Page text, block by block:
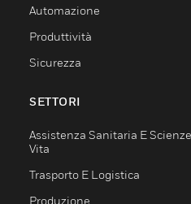
Automazione
Produttività
Sicurezza
SETTORI
Assistenza Sanitaria E
Vita
Trasporto E Logistica
Produzione